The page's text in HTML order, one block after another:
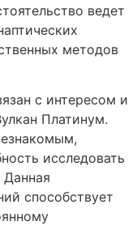
ведет
методов
с интересом и
Платинум.
исследовать
Данная
способствует